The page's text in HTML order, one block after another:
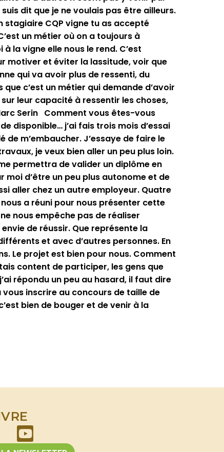
dit que je ne voulais pas être ailleurs.
stagiaire CQP vigne tu as accepté
un métier où on a toujours à
la vigne elle nous le rend. C’est
motiver et éviter la lassitude, voir que
qui va avoir plus de ressenti, du
c’est un métier qui demande d’avoir
leur capacité à ressentir les choses,
Serin Comment vous êtes-vous
disponible… j’ai fais trois mois d’essai
m’embaucher. J’essaye de faire le
je veux bien aller un peu plus loin.
permettra de valider un diplôme en
moi d’être un peu plus autonome et de
aller chez un autre employeur. Quatre
a réuni pour nous présenter cette
nous empêche pas de réaliser
de réussir. Que représente la
et avec d’autres personnes. En
Le projet est bien pour nous. Comment
content de participer, les gens que
répondu un peu au hasard, il faut dire
inscrire au concours de taille de
bien de bouger et de venir à la